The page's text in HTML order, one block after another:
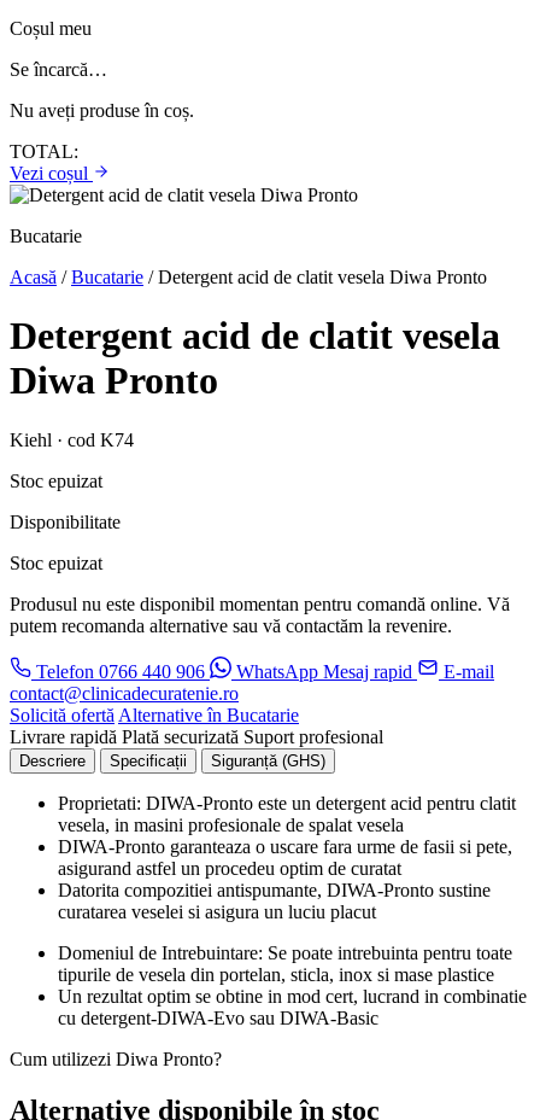
Coșul meu
Se încarcă…
Nu aveți produse în coș.
TOTAL:
Vezi coșul
Bucatarie
Acasă /Bucatarie /Detergent acid de clatit vesela Diwa Pronto
Detergent acid de clatit vesela
Diwa Pronto
Kiehl · cod K74
Stoc epuizat
Disponibilitate
Stoc epuizat
Produsul nu este disponibil momentan pentru comandă online. Vă
putem recomanda alternative sau vă contactăm la revenire.
Telefon 0766 440 906 WhatsApp Mesaj rapid
E-mail
contact@clinicadecuratenie.ro
Solicită ofertă Alternative în Bucatarie
Livrare rapidă Plată securizată Suport profesional
Descriere Specificații Siguranță (GHS)
Proprietati: DIWA-Pronto este un detergent acid pentru clatit
vesela, in masini profesionale de spalat vesela
DIWA-Pronto garanteaza o uscare fara urme de fasii si pete,
asigurand astfel un procedeu optim de curatat
Datorita compozitiei antispumante, DIWA-Pronto sustine
curatarea veselei si asigura un luciu placut
Domeniul de Intrebuintare: Se poate intrebuinta pentru toate
tipurile de vesela din portelan, sticla, inox si mase plastice
Un rezultat optim se obtine in mod cert, lucrand in combinatie
cu detergent-DIWA-Evo sau DIWA-Basic
Cum utilizezi Diwa Pronto?
Alternative disponibile în stoc